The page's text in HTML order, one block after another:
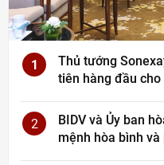
1
Thủ tướng
tiên hàng đầu
2
BIDV và Ủy ban
mệnh hòa bình